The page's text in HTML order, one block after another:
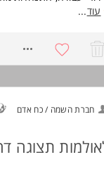
לשעה ושעות נוספות
תנאי רווחה מעולים
לקידום לניהול
בניהול צוות עובדים -
אנוש מצוינים.
מיועדת לנשים
עוד...
חברת השמה / כח אדם
תצוגה